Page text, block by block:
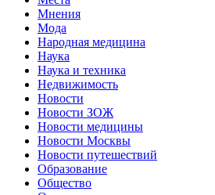
Мнения
Мода
Народная медицина
Наука
Наука и техника
Недвижимость
Новости
Новости ЗОЖ
Новости медицины
Новости Москвы
Новости путешествий
Образование
Общество